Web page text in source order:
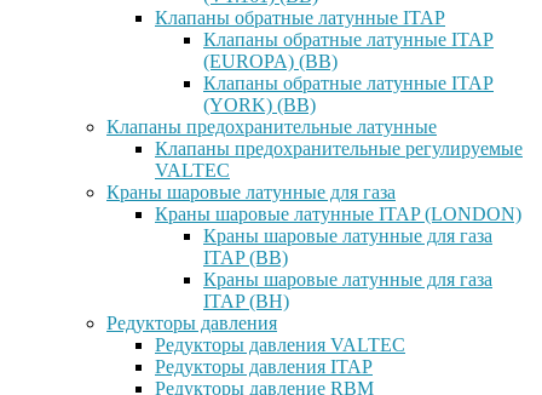
Клапаны обратные латунные ITAP
Клапаны обратные латунные ITAP
(EUROPA) (ВВ)
Клапаны обратные латунные ITAP
(YORK) (ВВ)
Клапаны предохранительные латунные
Клапаны предохранительные регулируемые
VALTEC
Краны шаровые латунные для газа
Краны шаровые латунные ITAP (LONDON)
Краны шаровые латунные для газа
ITAP (ВВ)
Краны шаровые латунные для газа
ITAP (ВН)
Редукторы давления
Редукторы давления VALTEC
Редукторы давления ITAP
Редукторы давление RBM